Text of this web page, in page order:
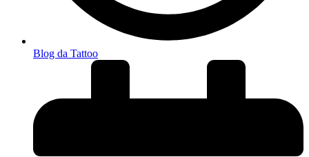
Blog da Tattoo